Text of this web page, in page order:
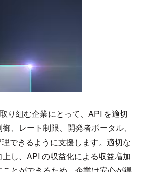
り組む企業にとって、API を適切
、レート制限、開発者ポータル、
できるように支援します。適切な
し、API の収益化による収益増加